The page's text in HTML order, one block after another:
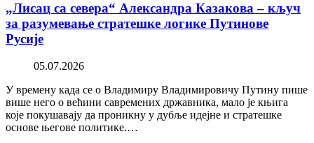
„Лисац са севера“ Александра Казакова – кључ
за разумевање стратешке логике Путинове
Русије
05.07.2026
У времену када се о Владимиру Владимировичу Путину пише
више него о већини савремених државника, мало је књига
које покушавају да проникну у дубље идејне и стратешке
основе његове политике.…